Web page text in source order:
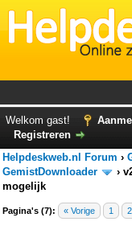
Welkom gast!
Registreren
Helpdeskweb.nl Forum ›
GemistDownloader
›
mogelijk
Pagina's (7): « Vorige 1 2